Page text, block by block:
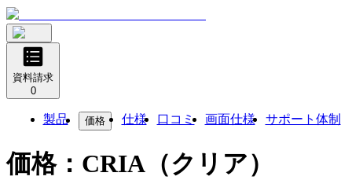
資料請求
0
製品 価格 仕様 口コミ 画面仕様 サポート体制
価格： CRIA（クリア）